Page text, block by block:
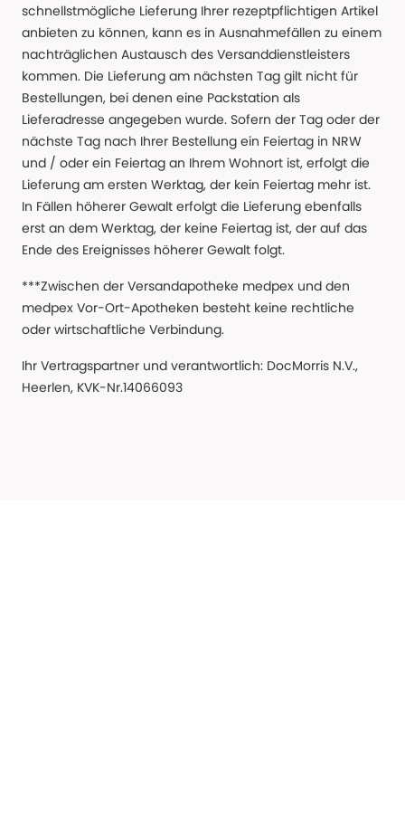
schnellstmögliche Lieferung Ihrer rezeptpflichtigen Artikel
anbieten zu können, kann es in Ausnahmefällen zu einem
nachträglichen Austausch des Versanddienstleisters
kommen. Die Lieferung am nächsten Tag gilt nicht für
Bestellungen, bei denen eine Packstation als
Lieferadresse angegeben wurde. Sofern der Tag oder der
nächste Tag nach Ihrer Bestellung ein Feiertag in NRW
und / oder ein Feiertag an Ihrem Wohnort ist, erfolgt die
Lieferung am ersten Werktag, der kein Feiertag mehr ist.
In Fällen höherer Gewalt erfolgt die Lieferung ebenfalls
erst an dem Werktag, der keine Feiertag ist, der auf das
Ende des Ereignisses höherer Gewalt folgt.
***Zwischen der Versandapotheke medpex und den
medpex Vor-Ort-Apotheken besteht keine rechtliche
oder wirtschaftliche Verbindung.
Ihr Vertragspartner und verantwortlich: DocMorris N.V.,
Heerlen, KVK-Nr.14066093